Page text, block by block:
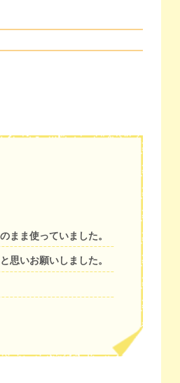
まま使っていました。
思いお願いしました。